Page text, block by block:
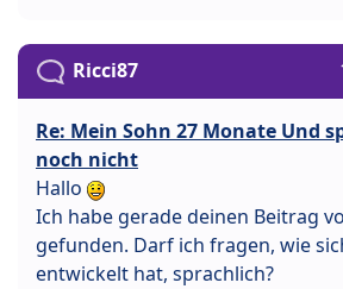
Ricci87
Re: Mein Sohn 27 Monate Und
noch nicht
Hallo
Ich habe gerade deinen Beitrag
gefunden. Darf ich fragen, wie
entwickelt hat, sprachlich?